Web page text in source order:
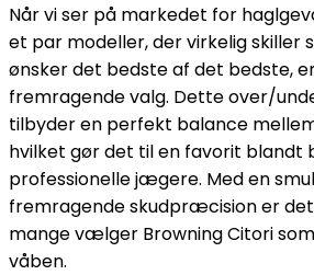
Når vi ser på markedet for
et par modeller, der virkelig skiller
ønsker det bedste af det bedste,
fremragende valg. Dette over/
tilbyder en perfekt balance
hvilket gør det til en favorit blandt
professionelle jægere. Med en
fremragende skudpræcision er
mange vælger Browning Citori
våben.